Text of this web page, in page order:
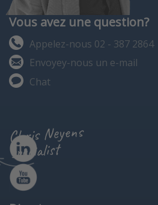
Vous avez une question?
Appelez-nous 02 - 387 2864
Envoyey-nous un e-mail
Chat
Chris Neyens
specialist